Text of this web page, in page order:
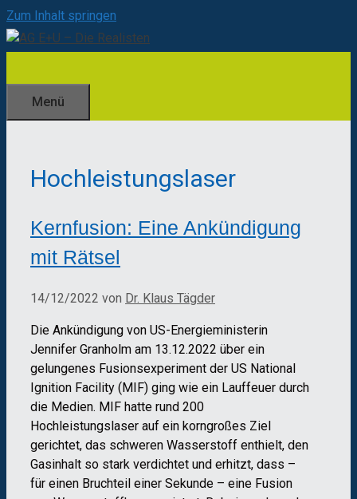
Zum Inhalt springen
Menü
Hochleistungslaser
Kernfusion: Eine Ankündigung
mit Rätsel
14/12/2022 von Dr. Klaus Tägder
Die Ankündigung von US-Energieministerin
Jennifer Granholm am 13.12.2022 über ein
gelungenes Fusionsexperiment der US National
Ignition Facility (MIF) ging wie ein Lauffeuer durch
die Medien. MIF hatte rund 200
Hochleistungslaser auf ein korngroßes Ziel
gerichtet, das schweren Wasserstoff enthielt, den
Gasinhalt so stark verdichtet und erhitzt, dass –
für einen Bruchteil einer Sekunde – eine Fusion